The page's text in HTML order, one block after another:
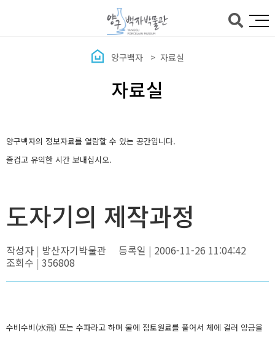
양구백자 자료실
자료실
양구백자의 정보자료를 열람할 수 있는 공간입니다.
즐겁고 유익한 시간 보내십시오.
도자기의 제작과정
작성자 방산자기박물관 등록일
2006-11-26 11:04:42
조회수 356808
수비수비(水飛) 또는 수파라고 하며 물에 점토원료를 풀어서 체에 걸러 앙금을